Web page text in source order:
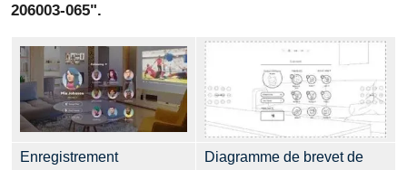
206003-065".
Enregistrement
Diagramme de brevet de